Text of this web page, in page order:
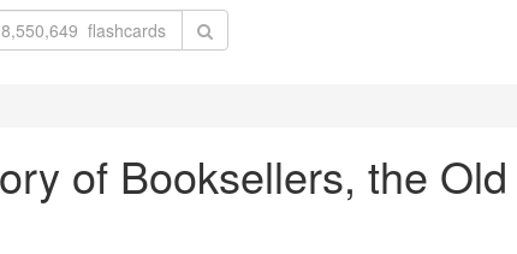
of Booksellers, the